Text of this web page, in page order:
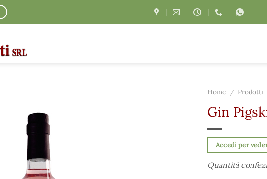
Home / Prodotti
Gin
Accedi per
Quantità